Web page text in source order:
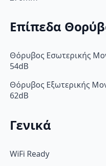
Επίπεδα
Θόρυβος Εσωτερικής
54dB
Θόρυβος Εξωτερικής
62dB
Γενικά
WiFi Ready